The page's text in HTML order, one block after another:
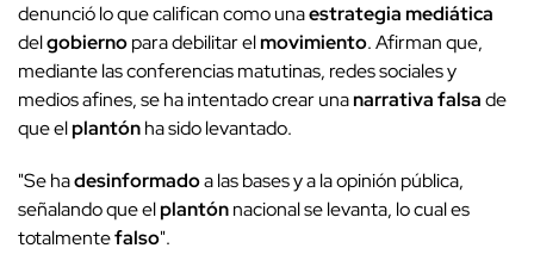
denunció lo que califican como unaestrategia mediática
delgobiernopara debilitar elmovimiento. Afirman que,
mediante las conferencias matutinas, redes sociales y
medios afines, se ha intentado crear unanarrativa falsade
que elplantónha sido levantado.
"Se hadesinformadoa las bases y a la opinión pública,
señalando que elplantónnacional se levanta, lo cual es
totalmentefalso".